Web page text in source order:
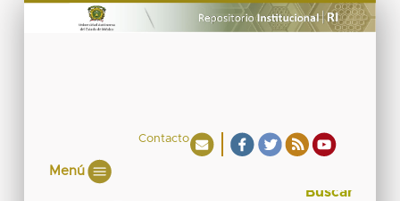
Contacto
Menú
Buscar